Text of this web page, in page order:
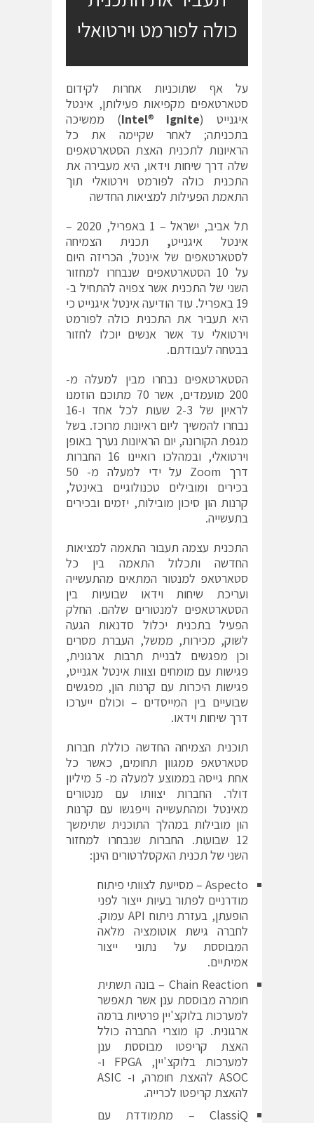
כולה לפורמט וירטואלי
על אף שתוכניות אחרות לקידום
סטארטאפים מקפיאות פעילותן, אינטל
איגנייט (
Intel® Ignite
) ממשיכה
בתכניתה; לאחר שקיימה את כל
הראיונות לתכנית האצת הסטארטאפים
שלה דרך שיחות וידאו, היא מעבירה את
התכנית כולה לפורמט וירטואלי תוך
התאמת הפעילות למציאות החדשה
תל אביב, ישראל – 1 באפריל, 2020 –
אינטל
איגנייט, תכנית הצמיחה
לסטארטאפים של אינטל, הכריזה היום
על 10 הסטארטאפים שנבחרו למחזור
השני של התכנית אשר צפויה להתחיל ב-
19 באפריל. עוד הודיעה אינטל איגנייט כי
היא תעביר את התכנית כולה לפורמט
וירטואלי עד אשר אנשים יוכלו לחזור
בבטחה לעבודתם.
הסטארטאפים נבחרו מבין למעלה מ-
200 מועמדים, אשר 70 מתוכם הוזמנו
לראיון של 2-3 שעות לכל אחד ו-16
נבחרו להמשיך ליום ראיונות מרוכז. בשל
מגפת הקורונה, יום הראיונות נערך באופן
וירטואלי, ובמהלכו רואיינו 16 החברות
דרך Zoom על ידי למעלה מ- 50
בכירים ומובילים טכנולוגיים באינטל,
קרנות הון סיכון מובילות, יזמים ובכירים
בתעשייה.
התכנית עצמה תעבור התאמה למציאות
החדשה ותכלול התאמה בין כל
סטארטאפ למנטור המתאים מהתעשייה
ועריכת שיחות וידאו שבועיות בין
הסטארטאפים למנטורים שלהם. החלק
הפעיל בתכנית יכלול סדנאות הגעה
לשוק, מכירות, ממשל, העברת מסרים
וכן מפגשים לבניית תרבות ארגונית,
פגישות עם מומחים וצוות אינטל אגנייט,
פגישות היכרות עם קרנות הון, מפגשים
שבועיים בין המייסדים – וכולם ייערכו
דרך שיחות וידאו.
תוכנית הצמיחה החדשה כוללת חברות
סטארטאפ ממגוון תחומים, כאשר כל
אחת גייסה בממוצע למעלה מ- 5 מיליון
דולר. החברות יצוותו עם מנטורים
מאינטל ומהתעשייה וייפגשו עם קרנות
הון מובילות במהלך התוכנית שתימשך
12 שבועות. החברות שנבחרו למחזור
השני של תכנית האקסלרטורים הינן:
Aspecto – מסייעת לצוותי פיתוח
מודרניים לפתור בעיות ייצור לפני
הופעתן, בעזרת ניתוח API עמוק.
לחברה גישת אוטומציה מלאה
המבוססת על נתוני ייצור
אמיתיים.
Chain Reaction – בונה תשתית
חומרה מבוססת ענן אשר תאפשר
למערכות בלוקצ'יין פרטיות ברמה
ארגונית. קו מוצרי החברה כולל
האצת קריפטו מבוססת ענן
למערכות בלוקצ'יין, FPGA ו-
ASOC להאצת חומרה, ו- ASIC
להאצת קריפטו לכרייה.
ClassiQ – מתמודדת עם